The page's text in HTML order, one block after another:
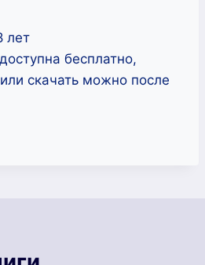
лет
бесплатно,
скачать можно после